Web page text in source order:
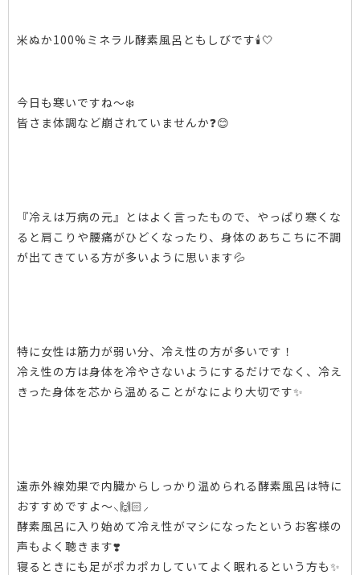
米ぬか100%ミネラル酵素風呂ともしびです🕯🤍
今日も寒いですね〜❄️️
皆さま体調など崩されていませんか❓😊
『冷えは万病の元』とはよく言ったもので、やっぱり寒くな
ると肩こりや腰痛がひどくなったり、身体のあちこちに不調
が出てきている方が多いように思います💦
特に女性は筋力が弱い分、 冷え性の方が多いです！
冷え性の方は身体を冷やさないようにするだけでなく、冷え
きった身体を芯から温めることがなにより大切です✨
遠赤外線効果で内臓からしっかり温められる酵素風呂は特に
おすすめですよ〜⸜🙌🏻⸝‍
酵素風呂に入り始めて冷え性がマシになったというお客様の
声もよく聴きます❣️
寝るときにも足がポカポカしていてよく眠れるという方も✨